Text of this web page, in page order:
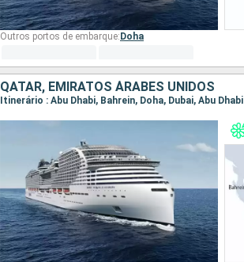
Outros portos de embarque: Doha
QATAR, EMIRATOS ÁRABES UNIDOS
Itinerário : Abu Dhabi, Bahrein, Doha, Dubai, Abu Dhabi